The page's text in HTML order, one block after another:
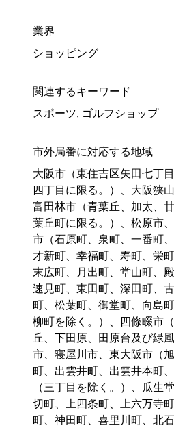
業界
ショッピング
関連するキーワード
スポーツ, ゴルフショップ
市外局番に対応する地域
大阪市（東住吉区矢田七丁
四丁目に限る。）、大阪狭
富田林市（青葉丘、加太、
葉丘町に限る。）、松原市
市（石原町、泉町、一番町
才新町、幸福町、寿町、栄
末広町、月出町、堂山町、
速見町、東田町、深田町、
町、松葉町、御堂町、向島
柳町を除く。）、四條畷市
丘、下田原、田原台及び緑
市、寝屋川市、東大阪市（
町、出雲井町、出雲井本町
（三丁目を除く。）、瓜生
切町、上四条町、上六万寺
町、神田町、喜里川町、北